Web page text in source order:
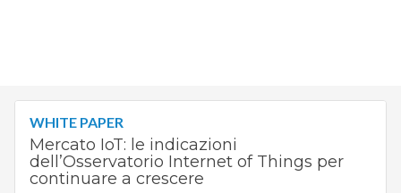
WHITE PAPER
Mercato IoT: le indicazioni
dell’Osservatorio Internet of Things per
continuare a crescere